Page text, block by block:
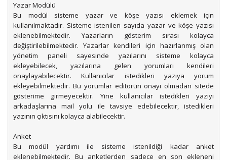
Yazar Modülü
Bu modül sisteme yazar ve köşe yazısı eklemek için
kullanılmaktadır. Sisteme istenilen sayıda yazar ve köşe yazısı
eklenebilmektedir. Yazarların gösterim sırası kolayca
değiştirilebilmektedir. Yazarlar kendileri için hazırlanmış olan
yönetim paneli sayesinde yazılarını sisteme kolayca
ekleyebilecek, yazılarına gelen yorumları kendileri
onaylayabilecektir. Kullanıcılar istedikleri yazıya yorum
ekleyebilmektedir. Bu yorumlar editörün onayı olmadan sitede
gösterime girmeyecektir. Yine kullanıcılar istedikleri yazıyı
arkadaşlarına mail yolu ile tavsiye edebilecektir, istedikleri
yazının çıktısını kolayca alabilecektir.
Anket
Bu modül yardımı ile sisteme istenildiği kadar anket
eklenebilmektedir. Bu anketlerden sadece en son ekleneni